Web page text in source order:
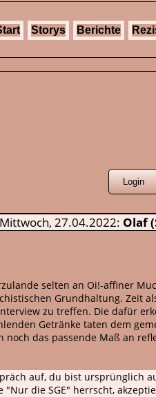
Storys Berichte
Mittwoch, 27.04.2022: Olaf
selten an Oi!-affiner
Grundhaltung. Zeit
zu treffen. Die dafür
Getränke taten dem
das passende Maß an
auf, du bist ursprünglich
die SGE" herrscht,